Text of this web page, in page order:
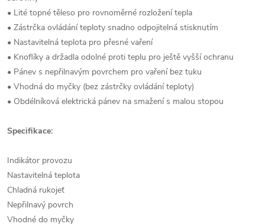
• Lité topné těleso pro rovnoměrné rozložení tepla
• Zástrčka ovládání teploty snadno odpojitelná stisknutím
• Nastavitelná teplota pro přesné vaření
• Knoflíky a držadla odolné proti teplu pro ještě vyšší ochranu
• Pánev s nepřilnavým povrchem pro vaření bez tuku
• Vhodná do myčky (bez zástrčky ovládání teploty)
• Obdélníková elektrická pánev na smažení s malou stopou
Specifikace:
Indikátor provozu
Nastavitelná teplota
Chladná rukojeť
Nepřilnavý povrch
Vhodné do myčky